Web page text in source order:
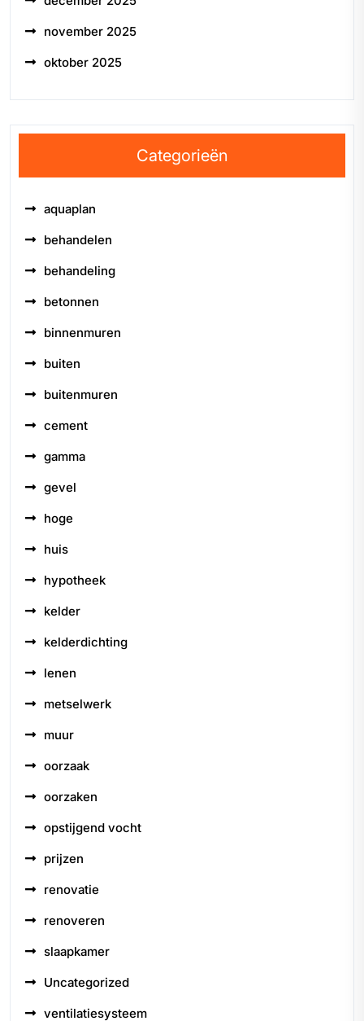
november 2025
oktober 2025
Categorieën
aquaplan
behandelen
behandeling
betonnen
binnenmuren
buiten
buitenmuren
cement
gamma
gevel
hoge
huis
hypotheek
kelder
kelderdichting
lenen
metselwerk
muur
oorzaak
oorzaken
opstijgend vocht
prijzen
renovatie
renoveren
slaapkamer
Uncategorized
ventilatiesysteem